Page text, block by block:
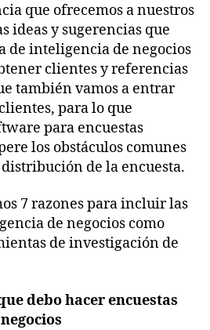
que ofrecemos a nuestros
ideas y sugerencias que
de inteligencia de negocios
clientes y referencias
también vamos a entrar
para lo que
para encuestas
los obstáculos comunes
de la encuesta.
7 razones para incluir las
de negocios como
de investigación de
debo hacer encuestas